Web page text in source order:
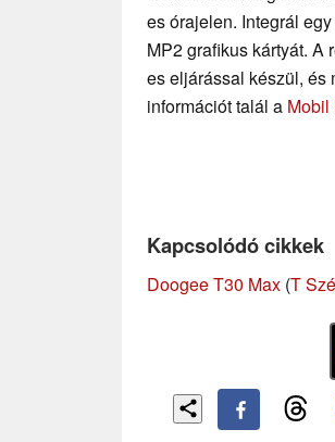
es órajelen. Integrál
MP2 grafikus kártyát. A
es eljárással készül, és
információt talál a Mobil
Kapcsolódó cikkek
Doogee T30 Max (T